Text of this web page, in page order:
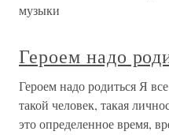
музыки
Героем надо
Героем надо родиться Я
такой человек, такая
это определенное время,